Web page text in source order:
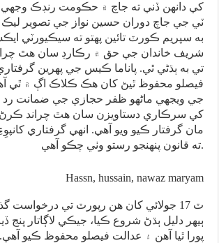
کي دانهن ڏني ته جاچ ۾ حڪومت رنڊڪ
ٽي جي جاچ دوران حسين نواز جي تصوير ليڪ
به سپريم ڪورٽ تائين پهتو ته سيڪيورٽي
شريف خاندان جي حق ۾ رڪارڊ سان هٿ
تي به ٻڌڻي ٿي. پاناما ڪيس جي پهرين
فيصلو محفوظ ٿيڻ کان هڪ ڪلاڪ اڳ ۾ ٿي
جي ويجهي ماڻهو ظفر حجازي جي ضمانت
کي سرڪاري دستاويزن سان هٿ چراند
مان گرفتار ڪيو ويو آهي. انهي گرفتاري
ته قانون پنهنجو رستو وٺي چڪو آهي.
ٽ 17 جولائي کان هن رپورٽ تي درخواست
ٻيهر دليل ٻڌڻ شروع ڪيا، جيڪي لاڳاتار پنج